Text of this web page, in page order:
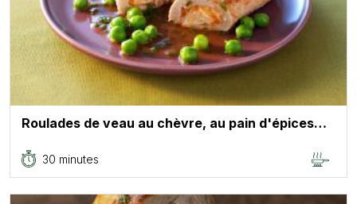
Roulades de veau au chèvre, au pain d'épices…
30 minutes